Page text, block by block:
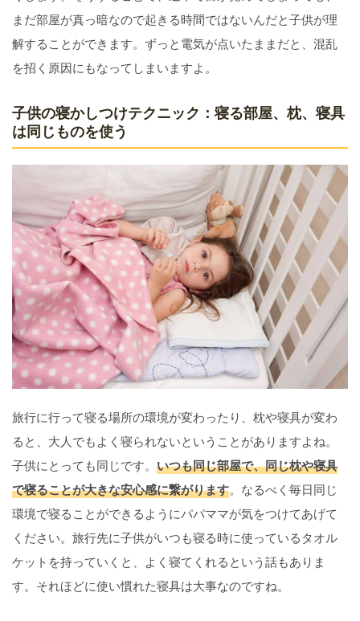
まだ部屋が真っ暗なので起きる時間ではないんだと子供が理
解することができます。ずっと電気が点いたままだと、混乱
を招く原因にもなってしまいますよ。
子供の寝かしつけテクニック：寝る部屋、枕、寝具
は同じものを使う
旅行に行って寝る場所の環境が変わったり、枕や寝具が変わ
ると、大人でもよく寝られないということがありますよね。
子供にとっても同じです。 いつも同じ部屋で、同じ枕や寝具
で寝ることが大きな安心感に繋がります。なるべく毎日同じ
環境で寝ることができるようにパパママが気をつけてあげて
ください。旅行先に子供がいつも寝る時に使っているタオル
ケットを持っていくと、よく寝てくれるという話もありま
す。それほどに使い慣れた寝具は大事なのですね。